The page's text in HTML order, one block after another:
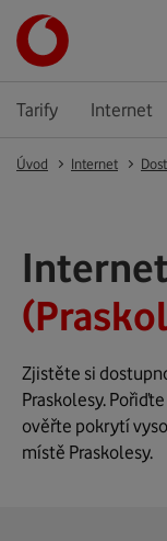
Tarify Internet
Úvod Internet
Internet
Zjistěte si
Praskolesy.
ověřte pokrytí
místě Praskolesy.